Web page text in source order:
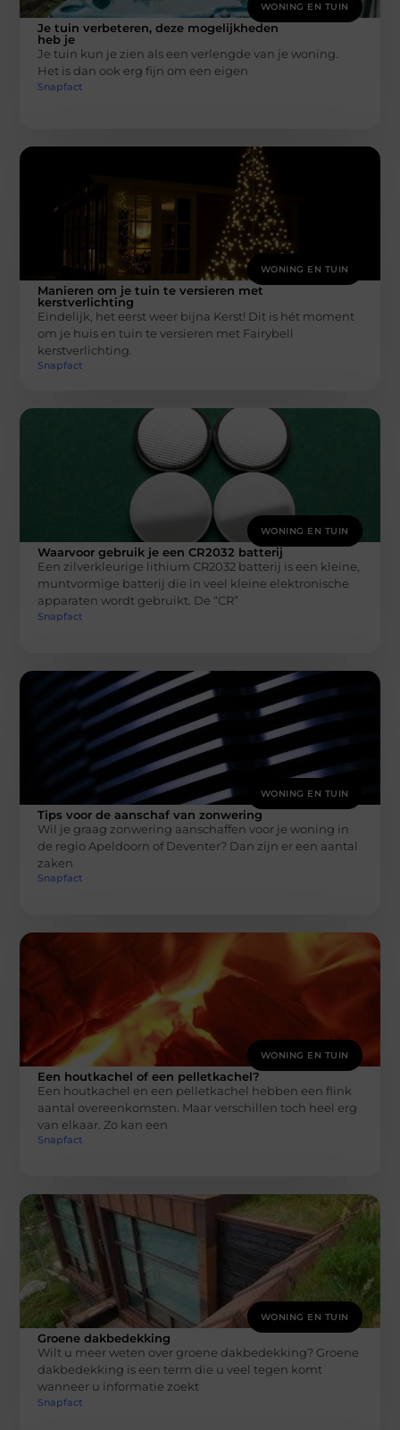
WONING EN TUIN
Je tuin verbeteren, deze mogelijkheden
heb je
Je tuin kun je zien als een verlengde van je woning.
Het is dan ook erg fijn om een eigen
Snapfact
WONING EN TUIN
Manieren om je tuin te versieren met
kerstverlichting
Eindelijk, het eerst weer bijna Kerst! Dit is hét moment
om je huis en tuin te versieren met Fairybell
kerstverlichting.
Snapfact
WONING EN TUIN
Waarvoor gebruik je een CR2032 batterij
Een zilverkleurige lithium CR2032 batterij is een kleine,
muntvormige batterij die in veel kleine elektronische
apparaten wordt gebruikt. De “CR”
Snapfact
WONING EN TUIN
Tips voor de aanschaf van zonwering
Wil je graag zonwering aanschaffen voor je woning in
de regio Apeldoorn of Deventer? Dan zijn er een aantal
zaken
Snapfact
WONING EN TUIN
Een houtkachel of een pelletkachel?
Een houtkachel en een pelletkachel hebben een flink
aantal overeenkomsten. Maar verschillen toch heel erg
van elkaar. Zo kan een
Snapfact
WONING EN TUIN
Groene dakbedekking
Wilt u meer weten over groene dakbedekking? Groene
dakbedekking is een term die u veel tegen komt
wanneer u informatie zoekt
Snapfact